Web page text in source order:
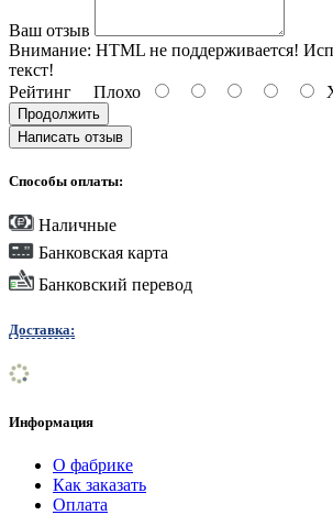
Ваш отзыв
Внимание: HTML не поддерживается!
текст!
Рейтинг Плохо
Продолжить
Написать отзыв
Способы оплаты:
Наличные
Банковская карта
Банковский перевод
Доставка:
Информация
О фабрике
Как заказать
Оплата